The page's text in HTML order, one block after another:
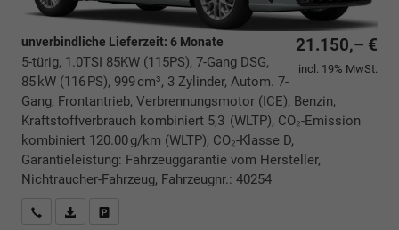
21.150,– €
incl. 19% MwSt.
unverbindliche Lieferzeit: 6 Monate
5-türig, 1.0TSI 85KW (115PS), 7-Gang DSG,
85 kW (116 PS), 999 cm³, 3 Zylinder, Autom. 7-
Gang, Frontantrieb, Verbrennungsmotor (ICE), Benzin,
Kraftstoffverbrauch kombiniert 5,3 (WLTP), CO₂-Emission
kombiniert 120.00 g/km (WLTP), CO₂-Klasse D,
Garantieleistung: Fahrzeuggarantie vom Hersteller,
Nichtraucher-Fahrzeug, Fahrzeugnr.: 40254
Rückrufbitte absenden
PDF-Datei, Fahrzeugexposé drucken